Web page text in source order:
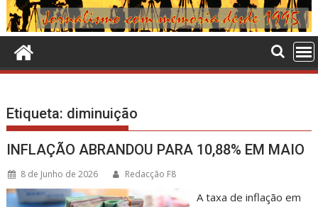
Etiqueta: diminuição
INFLAÇÃO ABRANDOU PARA 10,88% EM MAIO
8 de Junho de 2026 Redacção F8
A taxa de inflação em